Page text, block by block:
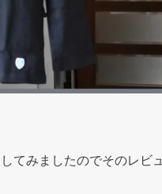
てみましたのでそのレビュ